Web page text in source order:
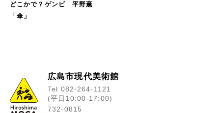
どこかで？ゲンビ 平野薫
「傘」
広島市現代美術館
Tel 082-264-1121
(平日10:00-17:00)
732-0815